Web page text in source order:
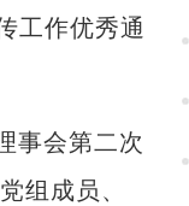
工作优秀通
事会第二次
组成员、